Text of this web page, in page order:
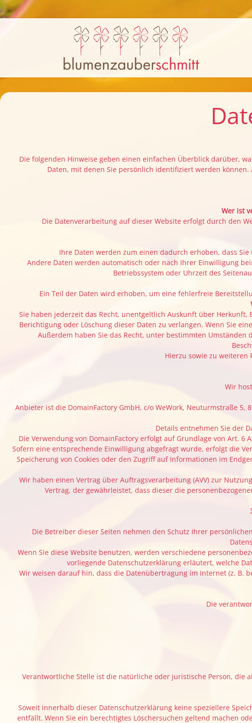
Die folgenden Hinweise geben einen einfachen Überblick darüber,
Daten, mit denen Sie persönlich identifiziert werden
Wer ist
Die Datenverarbeitung auf dieser Website erfolgt durch den
Ihre Daten werden zum einen dadurch erhoben, dass
Andere Daten werden automatisch oder nach Ihrer Einwilligung
Betriebssystem oder Uhrzeit des
Ein Teil der Daten wird erhoben, um eine fehlerfreie
Sie haben jederzeit das Recht, unentgeltlich Auskunft über
Berichtigung oder Löschung dieser Daten zu verlangen. Wenn Sie
Außerdem haben Sie das Recht, unter bestimmten
Hierzu sowie zu weiteren
Wir
Anbieter ist die DomainFactory GmbH, c/o WeWork, Neuturmstraße 5,
Details entnehmen Sie der
Die Verwendung von DomainFactory erfolgt auf Grundlage von Art.
Sofern eine entsprechende Einwilligung abgefragt wurde, erfolgt die
Speicherung von Cookies oder den Zugriff auf Informationen im
Wir haben einen Vertrag über Auftragsverarbeitung (AVV) zur
Vertrag, der gewährleistet, dass dieser die
Die Betreiber dieser Seiten nehmen den Schutz Ihrer
Wenn Sie diese Website benutzen, werden verschiedene
vorliegende Datenschutzerklärung erläutert, welche
Wir weisen darauf hin, dass die Datenübertragung im Internet (z. B.
Die
Verantwortliche Stelle ist die natürliche oder juristische Person, die
Soweit innerhalb dieser Datenschutzerklärung keine speziellere
entfällt. Wenn Sie ein berechtigtes Löschersuchen geltend machen